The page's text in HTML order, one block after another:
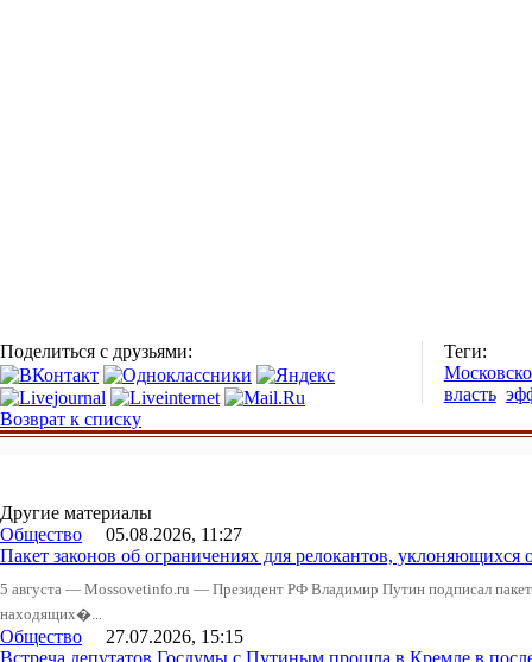
Поделиться с друзьями:
Теги:
власть
Возврат к списку
Другие материалы
Общество 05.08.2026, 11:27
Пакет законов об ограничениях для релокантов, уклоняющихся
5 августа — Mossovetinfo.ru — Президент РФ Владимир Путин подписал пакет
находящих�...
Общество 27.07.2026, 15:15